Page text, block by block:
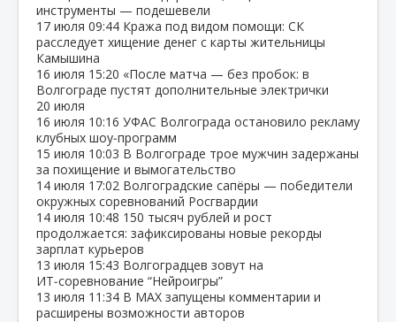
инструменты — подешевели
17 июля 09:44 Кража под видом помощи: СК
расследует хищение денег с карты жительницы
Камышина
16 июля 15:20 «После матча — без пробок: в
Волгограде пустят дополнительные электрички
20 июля
16 июля 10:16 УФАС Волгограда остановило рекламу
клубных шоу‑программ
15 июля 10:03 В Волгограде трое мужчин задержаны
за похищение и вымогательство
14 июля 17:02 Волгоградские сапёры — победители
окружных соревнований Росгвардии
14 июля 10:48 150 тысяч рублей и рост
продолжается: зафиксированы новые рекорды
зарплат курьеров
13 июля 15:43 Волгоградцев зовут на
ИТ‑соревнование “Нейроигры”
13 июля 11:34 В МАХ запущены комментарии и
расширены возможности авторов